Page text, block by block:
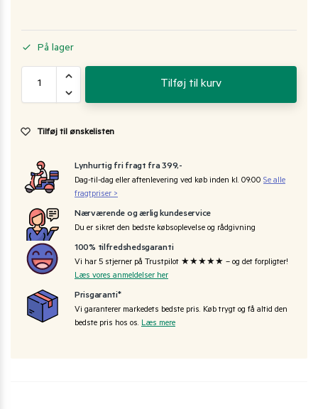
På lager
Tilføj til kurv
Tilføj til ønskelisten
Lynhurtig fri fragt fra 399,-
Dag-til-dag eller aftenlevering ved køb inden kl. 09:00 Se alle
fragtpriser >
Nærværende og ærlig kundeservice
Du er sikret den bedste købsoplevelse og rådgivning
100% tilfredshedsgaranti
Vi har 5 stjerner på Trustpilot ★★★★★ – og det forpligter!
Læs vores anmeldelser her
Prisgaranti*
Vi garanterer markedets bedste pris. Køb trygt og få altid den
bedste pris hos os. Læs mere